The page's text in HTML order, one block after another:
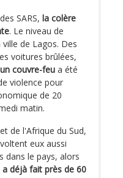
SARS, la colère
. Le niveau de
de Lagos. Des
voitures brûlées,
un couvre-feu a été
violence pour
de 20
matin.
de l'Afrique du Sud,
eux aussi
dans le pays, alors
déjà fait près de 60